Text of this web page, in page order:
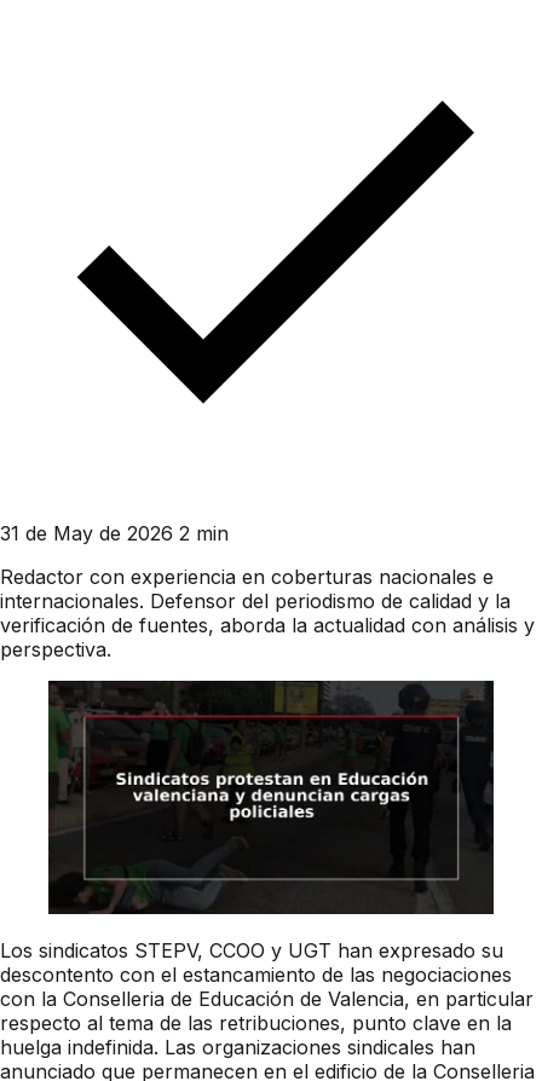
31 de May de 2026 2 min
Redactor con experiencia en coberturas nacionales e
internacionales. Defensor del periodismo de calidad y la
verificación de fuentes, aborda la actualidad con análisis y
perspectiva.
Los sindicatos STEPV, CCOO y UGT han expresado su
descontento con el estancamiento de las negociaciones
con la Conselleria de Educación de Valencia, en particular
respecto al tema de las retribuciones, punto clave en la
huelga indefinida. Las organizaciones sindicales han
anunciado que permanecen en el edificio de la Conselleria